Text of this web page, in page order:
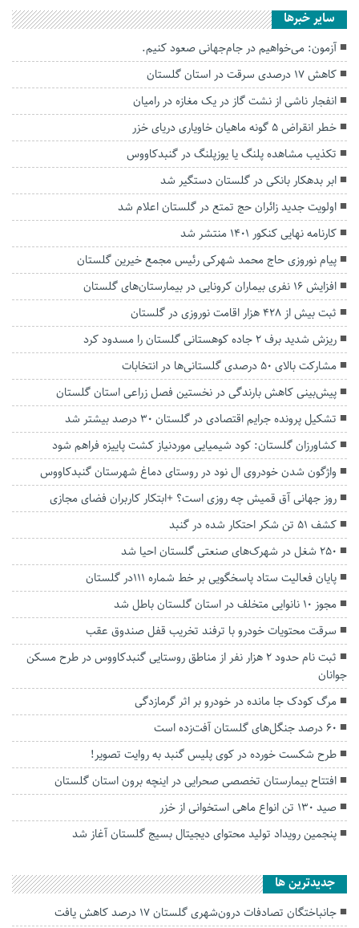
سایر خبرها
آزمون: می‌خواهیم در جام‌جهانی صعود کنیم.
کاهش ۱۷ درصدی سرقت در استان گلستان
انفجار ناشی از نشت گاز در یک مغازه در رامیان
خطر انقراض ۵ گونه ماهیان خاویاری دریای خزر
تکذیب مشاهده پلنگ یا یوزپلنگ در گنبدکاووس
ابر بدهکار بانکی در گلستان دستگیر شد
اولویت جدید زائران حج تمتع در گلستان اعلام شد
کارنامه نهایی کنکور ۱۴۰۱ منتشر شد
پیام نوروزی حاج محمد شهرکی رئیس مجمع خیرین گلستان
افزایش ۱۶ نفری بیماران کرونایی در بیمارستان‌های گلستان
ثبت بیش از ۴۲۸ هزار اقامت نوروزی در گلستان
ریزش شدید برف ۲ جاده کوهستانی گلستان را مسدود کرد
مشارکت بالای ۵۰ درصدی گلستانی‌ها در انتخابات
پیش‌بینی کاهش بارندگی در نخستین فصل زراعی استان گلستان
تشکیل پرونده‌ جرایم اقتصادی در گلستان ۳۰ درصد بیشتر شد
کشاورزان گلستان: کود شیمیایی موردنیاز کشت پاییزه فراهم شود
واژگون شدن خودروی ال نود در روستای دماغ شهرستان گنبدکاووس
روز جهانی آق قمیش چه روزی است؟ +ابتکار کاربران فضای مجازی
کشف ۵۱ تن شکر احتکار شده در گنبد
۲۵۰ شغل در شهرک‌های صنعتی گلستان احیا شد
پایان فعالیت ستاد پاسخگویی بر خط شماره ۱۱۱در گلستان
مجوز ۱۰ نانوایی متخلف در استان گلستان باطل شد
سرقت محتویات خودرو با ترفند تخریب قفل صندوق عقب
ثبت نام حدود ۲ هزار نفر از مناطق روستایی گنبدکاووس در طرح مسکن
جوانان
مرگ کودک جا مانده در خودرو بر اثر گرمازدگی
۶۰ درصد جنگل‌های گلستان آفت‌زده است
طرح شکست خورده در کوی پلیس گنبد به روایت تصویر!
افتتاح بیمارستان تخصصی صحرایی در اینچه برون استان گلستان
صید ۱۳۰ تن انواع ماهی استخوانی از خزر
پنجمین رویداد تولید محتوای دیجیتال بسیج گلستان آغاز شد
جديدترين ها
جانباختگان تصادفات درون‌شهری گلستان ۱۷ درصد کاهش یافت